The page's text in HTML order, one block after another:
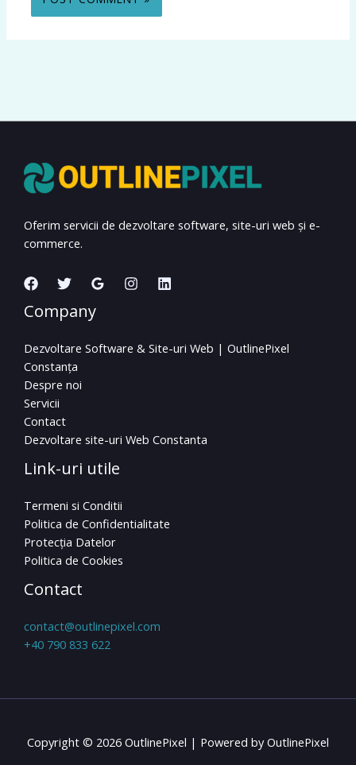
Oferim servicii de dezvoltare software, site-uri web și e-
commerce.
Company
Dezvoltare Software & Site-uri Web | OutlinePixel
Constanța
Despre noi
Servicii
Contact
Dezvoltare site-uri Web Constanta
Link-uri utile
Termeni si Conditii
Politica de Confidentialitate
Protecția Datelor
Politica de Cookies
Contact
contact@outlinepixel.com
+40 790 833 622
Copyright © 2026 OutlinePixel | Powered by OutlinePixel